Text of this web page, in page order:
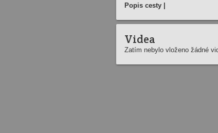
Popis cesty |
Videa
Zatím nebylo vloženo žádné